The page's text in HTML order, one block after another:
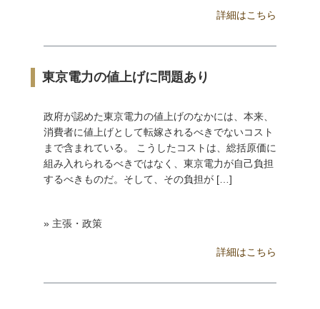
詳細はこちら
東京電力の値上げに問題あり
政府が認めた東京電力の値上げのなかには、本来、
消費者に値上げとして転嫁されるべきでないコスト
まで含まれている。 こうしたコストは、総括原価に
組み入れられるべきではなく、東京電力が自己負担
するべきものだ。そして、その負担が […]
» 主張・政策
詳細はこちら